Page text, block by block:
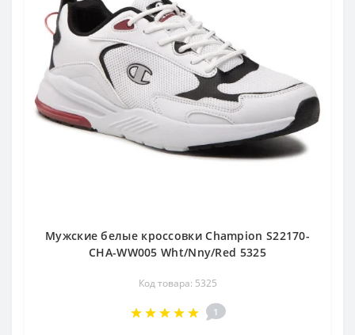
Мужские белые кроссовки Champion S22170-
CHA-WW005 Wht/Nny/Red 5325
Код товара: 5325
1